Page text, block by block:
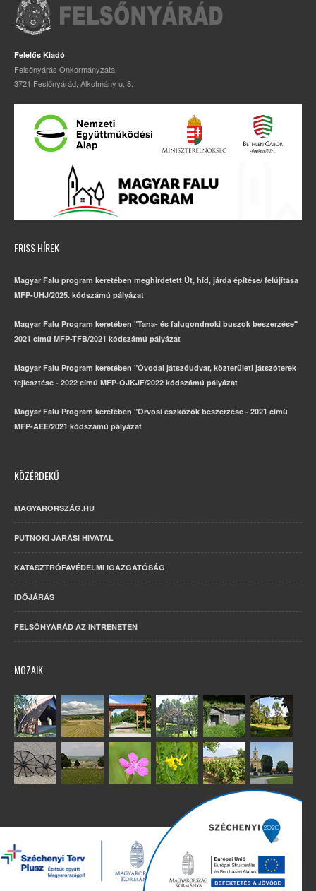
Felelős Kiadó
Felsőnyárás Önkormányzata
3721 Feslőnyárád, Alkotmány u. 8.
FRISS HÍREK
Magyar Falu program keretében meghirdetett Út, híd, járda építése/ felújítása
MFP-UHJ/2025. kódszámú pályázat
Magyar Falu Program keretében "Tana- és falugondnoki buszok beszerzése"
2021 című MFP-TFB/2021 kódszámú pályázat
Magyar Falu Program keretében "Óvodai játszóudvar, közterületi játszóterek
fejlesztése - 2022 című MFP-OJKJF/2022 kódszámú pályázat
Magyar Falu Program keretében "Orvosi eszközök beszerzése - 2021 című
MFP-AEE/2021 kódszámú pályázat
KÖZÉRDEKŰ
MAGYARORSZÁG.HU
PUTNOKI JÁRÁSI HIVATAL
KATASZTRÓFAVÉDELMI IGAZGATÓSÁG
IDŐJÁRÁS
FELSŐNYÁRÁD AZ INTRENETEN
MOZAIK
Copyright 2022. Minden jog fenntartva. – Készítette: